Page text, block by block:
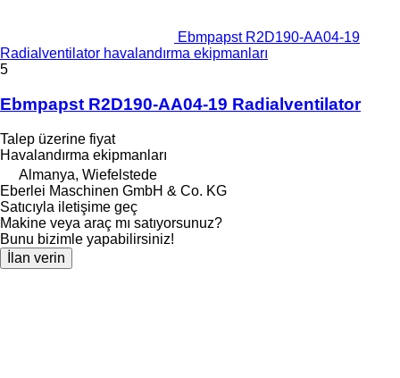
Ebmpapst R2D190-AA04-19
Radialventilator havalandırma ekipmanları
5
Ebmpapst R2D190-AA04-19 Radialventilator
Talep üzerine fiyat
Havalandırma ekipmanları
Almanya, Wiefelstede
Eberlei Maschinen GmbH & Co. KG
Satıcıyla iletişime geç
Makine veya araç mı satıyorsunuz?
Bunu bizimle yapabilirsiniz!
İlan verin